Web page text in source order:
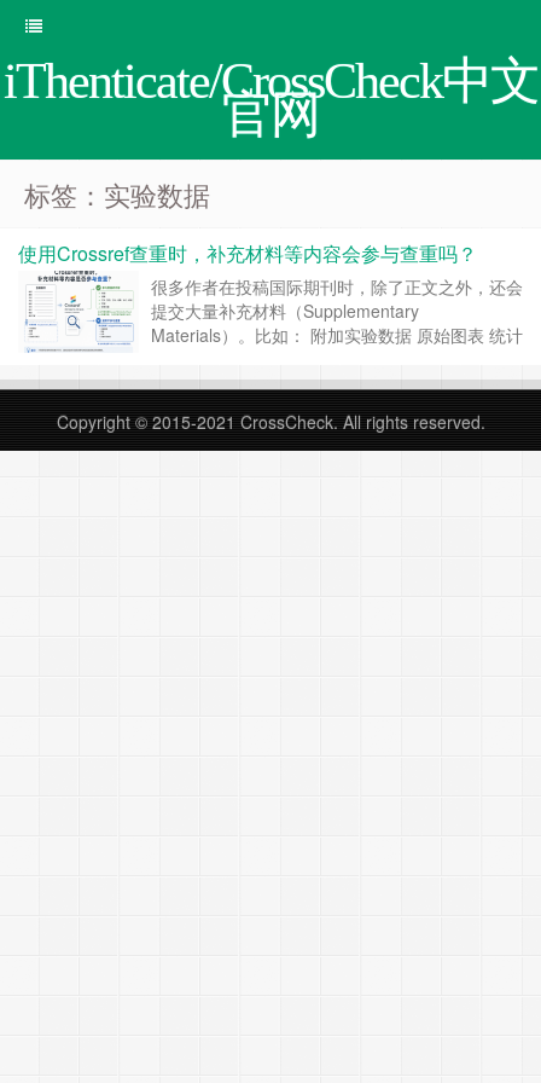
iThenticate/CrossCheck中文
官网
标签：实验数据
使用Crossref查重时，补充材料等内容会参与查重吗？
很多作者在投稿国际期刊时，除了正文之外，还会
提交大量补充材料（Supplementary
Materials）。比如： 附加实验数据 原始图表 统计
Supporting Information 这些补充材料，会不会被
重……继续阅读 »
Copyright © 2015-2021 CrossCheck. All rights reserved.